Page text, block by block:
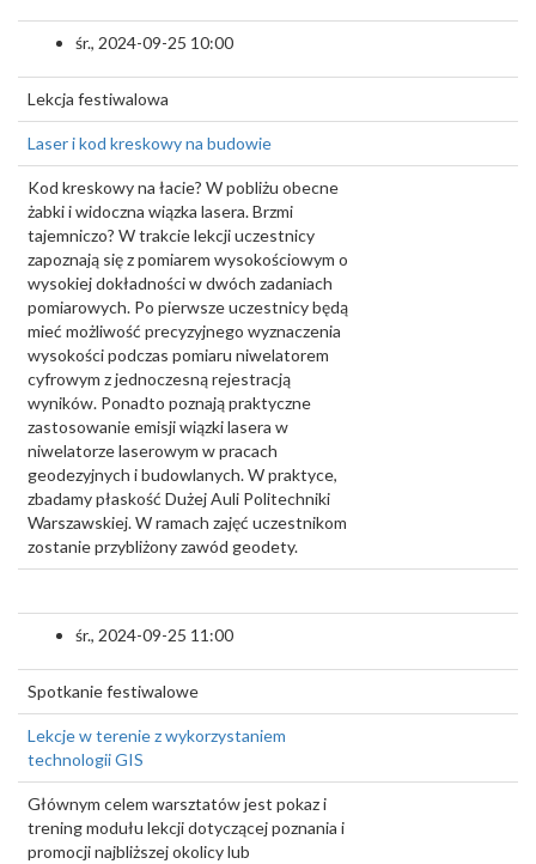
śr., 2024-09-25 10:00
Lekcja festiwalowa
Laser i kod kreskowy na budowie
Kod kreskowy na łacie? W pobliżu obecne
żabki i widoczna wiązka lasera. Brzmi
tajemniczo? W trakcie lekcji uczestnicy
zapoznają się z pomiarem wysokościowym o
wysokiej dokładności w dwóch zadaniach
pomiarowych. Po pierwsze uczestnicy będą
mieć możliwość precyzyjnego wyznaczenia
wysokości podczas pomiaru niwelatorem
cyfrowym z jednoczesną rejestracją
wyników. Ponadto poznają praktyczne
zastosowanie emisji wiązki lasera w
niwelatorze laserowym w pracach
geodezyjnych i budowlanych. W praktyce,
zbadamy płaskość Dużej Auli Politechniki
Warszawskiej. W ramach zajęć uczestnikom
zostanie przybliżony zawód geodety.
śr., 2024-09-25 11:00
Spotkanie festiwalowe
Lekcje w terenie z wykorzystaniem
technologii GIS
Głównym celem warsztatów jest pokaz i
trening modułu lekcji dotyczącej poznania i
promocji najbliższej okolicy lub